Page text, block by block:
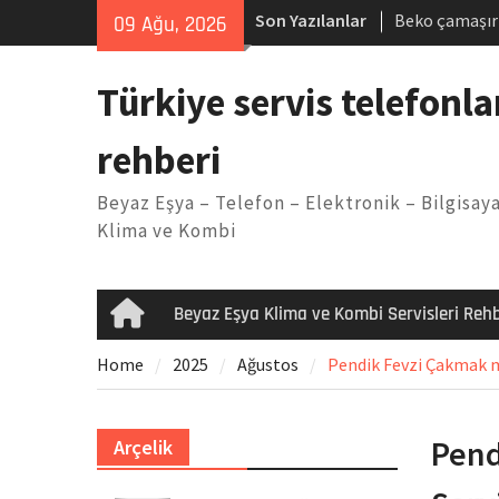
09 Ağu, 2026 Son Yazılanlar
Beko
Demirdöküm
Arızası
Türkiye servis
rehberi
Beyaz Eşya – Telefon – Elektronik –
Klima ve Kombi
HomeBeyaz Eşya Klima ve Kombi Servisleri
Home 2025 Ağustos Pendik Fevzi Çakmak
Arçelik